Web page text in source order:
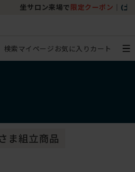
限定クーポン｜(土)開催あり
検索マイページ お気に入り カート